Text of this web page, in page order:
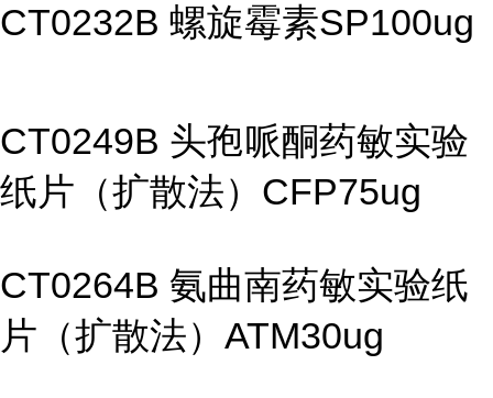
CT0232B 螺旋霉素SP100ug
CT0249B 头孢哌酮药敏实验
纸片（扩散法）CFP75ug
CT0264B 氨曲南药敏实验纸
片（扩散法）ATM30ug